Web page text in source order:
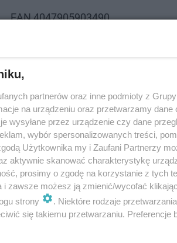
EAN 4047905903490
spożyć przed: 08.07.2023 (dane
1PL10081308 (Ferma Drobiu
z o.o. Gostków ul. Główna 15 58-
zakładu: PL02215903WE.
partnerów oraz inne podmioty z
na urządzeniu oraz przetwarzamy dane
wysyłane przez urządzenie czy dane
wybór spersonalizowanych treści,
Użytkownika my i Zaufani Partnerzy
aktywnie skanować charakterystykę
prosimy o zgodę na korzystanie z tych
i zawsze możesz ją zmienić/wycofać
strony
. Niektóre rodzaje
się takiemu przetwarzaniu. Preferencje